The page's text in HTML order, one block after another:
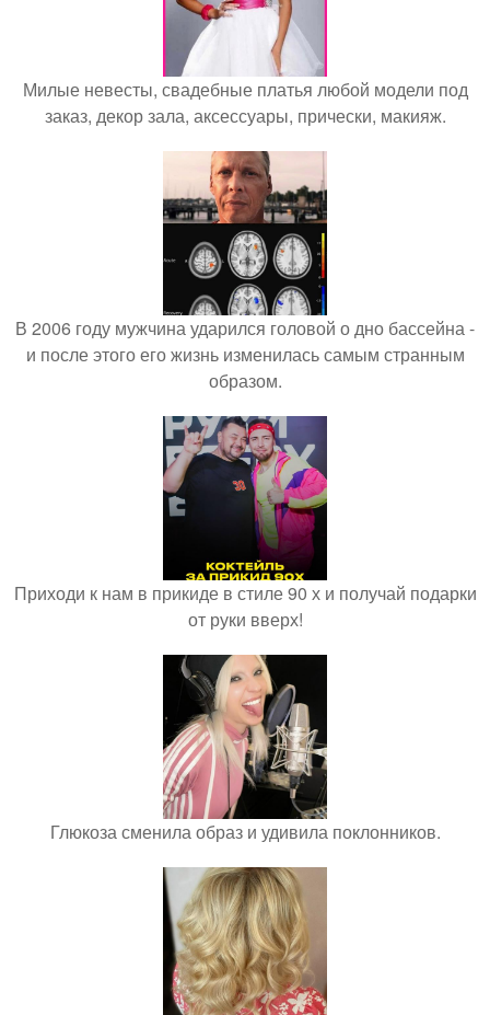
Милые невесты, свадебные платья любой модели под
заказ, декор зала, аксессуары, прически, макияж.
В 2006 году мужчина ударился головой о дно бассейна -
и после этого его жизнь изменилась самым странным
образом.
Приходи к нам в прикиде в стиле 90 х и получай подарки
от руки вверх!
Глюкоза сменила образ и удивила поклонников.